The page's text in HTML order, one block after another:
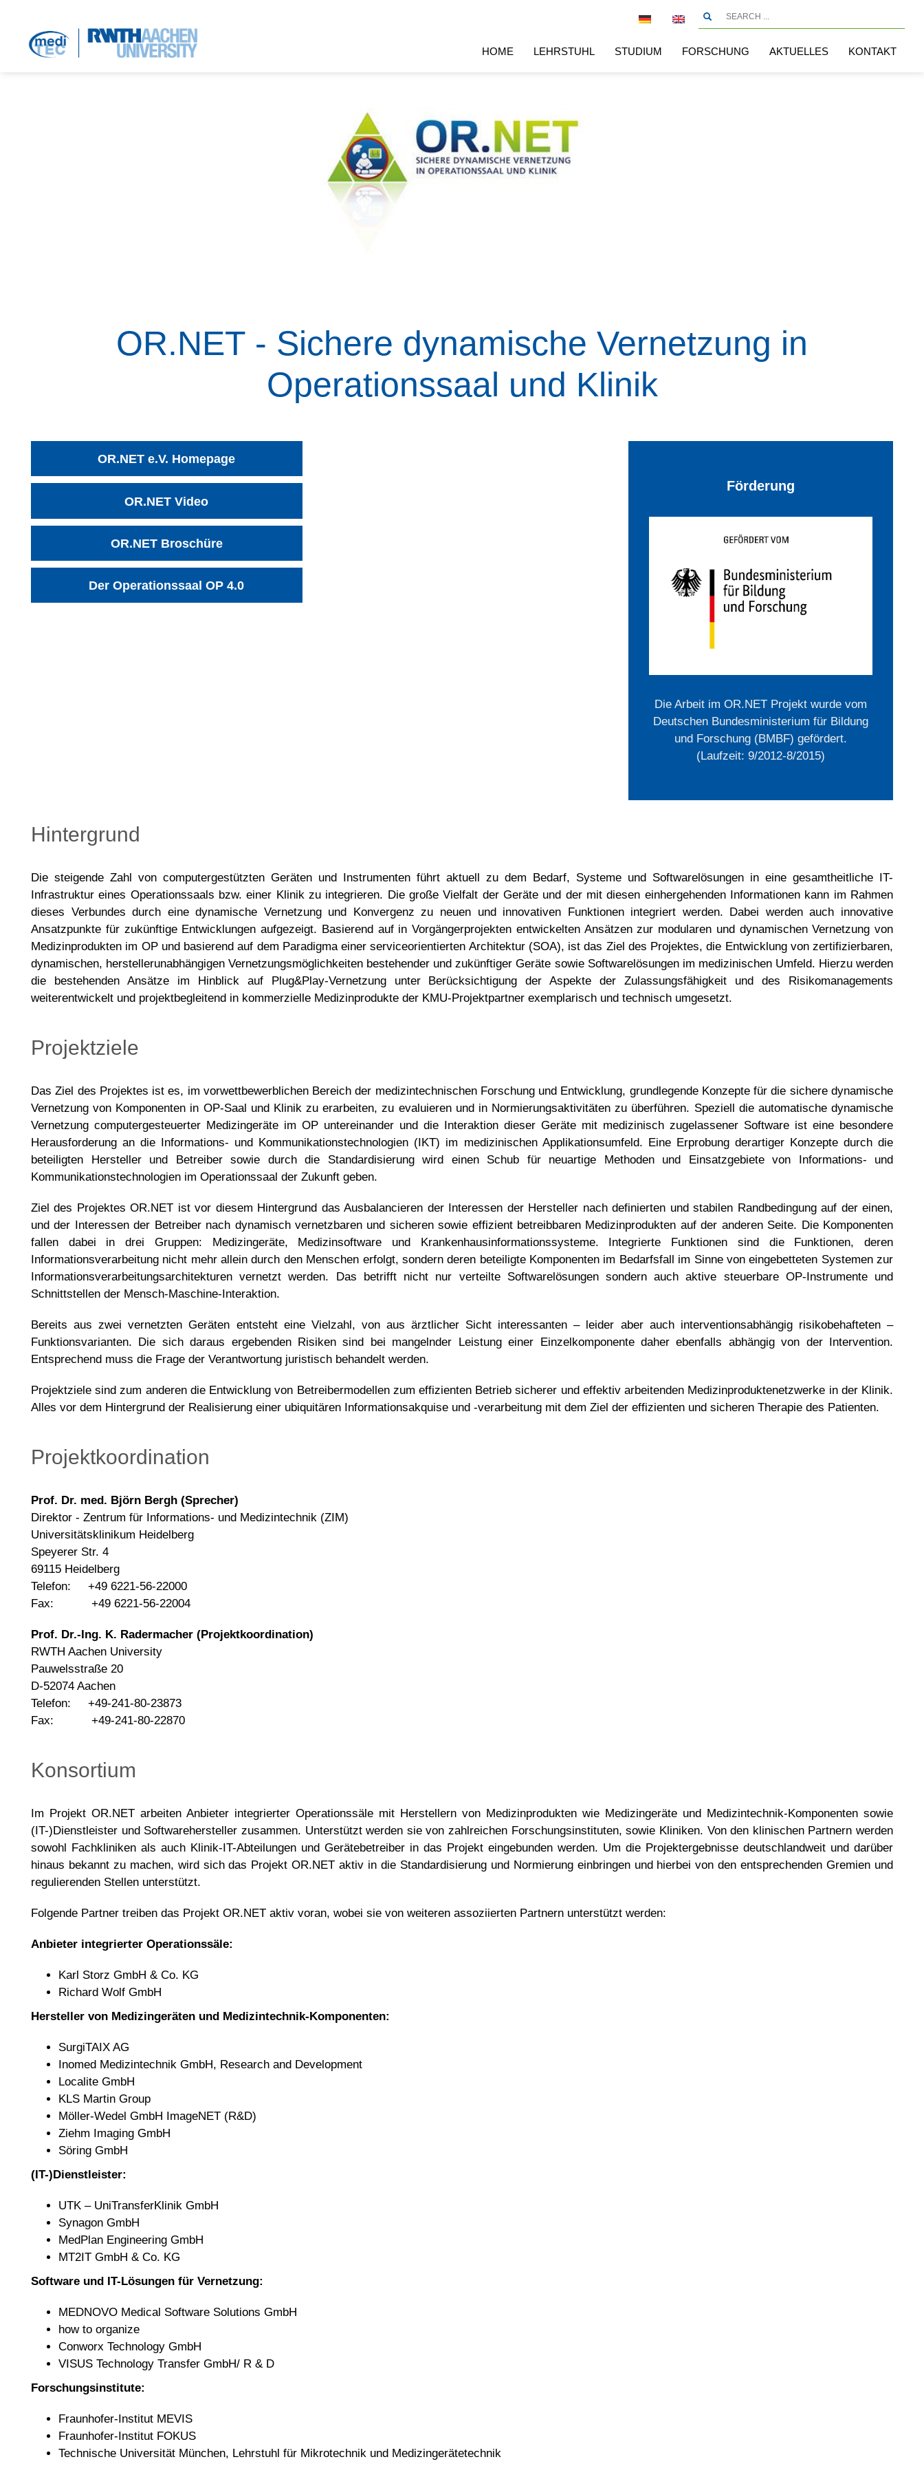
HOME LEHRSTUHL STUDIUM FORSCHUNG AKTUELLES KONTAKT
OR.NET - Sichere dynamische Vernetzung in
Operationssaal und Klinik
OR.NET e.V. Homepage
OR.NET Video
OR.NET Broschüre
Der Operationssaal OP 4.0
Förderung
Die Arbeit im OR.NET Projekt wurde vom
Deutschen Bundesministerium für Bildung
und Forschung (BMBF) gefördert.
(Laufzeit: 9/2012-8/2015)
Hintergrund
Die steigende Zahl von computergestützten Geräten und Instrumenten führt aktuell zu dem Bedarf, Systeme und Softwarelösungen in eine gesamtheitliche IT-
Infrastruktur eines Operationssaals bzw. einer Klinik zu integrieren. Die große Vielfalt der Geräte und der mit diesen einhergehenden Informationen kann im Rahmen
dieses Verbundes durch eine dynamische Vernetzung und Konvergenz zu neuen und innovativen Funktionen integriert werden. Dabei werden auch innovative
Ansatzpunkte für zukünftige Entwicklungen aufgezeigt. Basierend auf in Vorgängerprojekten entwickelten Ansätzen zur modularen und dynamischen Vernetzung von
Medizinprodukten im OP und basierend auf dem Paradigma einer serviceorientierten Architektur (SOA), ist das Ziel des Projektes, die Entwicklung von zertifizierbaren,
dynamischen, herstellerunabhängigen Vernetzungsmöglichkeiten bestehender und zukünftiger Geräte sowie Softwarelösungen im medizinischen Umfeld. Hierzu werden
die bestehenden Ansätze im Hinblick auf Plug&Play-Vernetzung unter Berücksichtigung der Aspekte der Zulassungsfähigkeit und des Risikomanagements
weiterentwickelt und projektbegleitend in kommerzielle Medizinprodukte der KMU-Projektpartner exemplarisch und technisch umgesetzt.
Projektziele
Das Ziel des Projektes ist es, im vorwettbewerblichen Bereich der medizintechnischen Forschung und Entwicklung, grundlegende Konzepte für die sichere dynamische
Vernetzung von Komponenten in OP-Saal und Klinik zu erarbeiten, zu evaluieren und in Normierungsaktivitäten zu überführen. Speziell die automatische dynamische
Vernetzung computergesteuerter Medizingeräte im OP untereinander und die Interaktion dieser Geräte mit medizinisch zugelassener Software ist eine besondere
Herausforderung an die Informations- und Kommunikationstechnologien (IKT) im medizinischen Applikationsumfeld. Eine Erprobung derartiger Konzepte durch die
beteiligten Hersteller und Betreiber sowie durch die Standardisierung wird einen Schub für neuartige Methoden und Einsatzgebiete von Informations- und
Kommunikationstechnologien im Operationssaal der Zukunft geben.
Ziel des Projektes OR.NET ist vor diesem Hintergrund das Ausbalancieren der Interessen der Hersteller nach definierten und stabilen Randbedingung auf der einen,
und der Interessen der Betreiber nach dynamisch vernetzbaren und sicheren sowie effizient betreibbaren Medizinprodukten auf der anderen Seite. Die Komponenten
fallen dabei in drei Gruppen: Medizingeräte, Medizinsoftware und Krankenhausinformationssysteme. Integrierte Funktionen sind die Funktionen, deren
Informationsverarbeitung nicht mehr allein durch den Menschen erfolgt, sondern deren beteiligte Komponenten im Bedarfsfall im Sinne von eingebetteten Systemen zur
Informationsverarbeitungsarchitekturen vernetzt werden. Das betrifft nicht nur verteilte Softwarelösungen sondern auch aktive steuerbare OP-Instrumente und
Schnittstellen der Mensch-Maschine-Interaktion.
Bereits aus zwei vernetzten Geräten entsteht eine Vielzahl, von aus ärztlicher Sicht interessanten – leider aber auch interventionsabhängig risikobehafteten –
Funktionsvarianten. Die sich daraus ergebenden Risiken sind bei mangelnder Leistung einer Einzelkomponente daher ebenfalls abhängig von der Intervention.
Entsprechend muss die Frage der Verantwortung juristisch behandelt werden.
Projektziele sind zum anderen die Entwicklung von Betreibermodellen zum effizienten Betrieb sicherer und effektiv arbeitenden Medizinproduktenetzwerke in der Klinik.
Alles vor dem Hintergrund der Realisierung einer ubiquitären Informationsakquise und -verarbeitung mit dem Ziel der effizienten und sicheren Therapie des Patienten.
Projektkoordination
Prof. Dr. med. Björn Bergh (Sprecher)
Direktor - Zentrum für Informations- und Medizintechnik (ZIM)
Universitätsklinikum Heidelberg
Speyerer Str. 4
69115 Heidelberg
Telefon: +49 6221-56-22000
Fax: +49 6221-56-22004
Prof. Dr.-Ing. K. Radermacher (Projektkoordination)
RWTH Aachen University
Pauwelsstraße 20
D-52074 Aachen
Telefon: +49-241-80-23873
Fax: +49-241-80-22870
Konsortium
Im Projekt OR.NET arbeiten Anbieter integrierter Operationssäle mit Herstellern von Medizinprodukten wie Medizingeräte und Medizintechnik-Komponenten sowie
(IT-)Dienstleister und Softwarehersteller zusammen. Unterstützt werden sie von zahlreichen Forschungsinstituten, sowie Kliniken. Von den klinischen Partnern werden
sowohl Fachkliniken als auch Klinik-IT-Abteilungen und Gerätebetreiber in das Projekt eingebunden werden. Um die Projektergebnisse deutschlandweit und darüber
hinaus bekannt zu machen, wird sich das Projekt OR.NET aktiv in die Standardisierung und Normierung einbringen und hierbei von den entsprechenden Gremien und
regulierenden Stellen unterstützt.
Folgende Partner treiben das Projekt OR.NET aktiv voran, wobei sie von weiteren assoziierten Partnern unterstützt werden:
Anbieter integrierter Operationssäle:
Karl Storz GmbH & Co. KG
Richard Wolf GmbH
Hersteller von Medizingeräten und Medizintechnik-Komponenten:
SurgiTAIX AG
Inomed Medizintechnik GmbH, Research and Development
Localite GmbH
KLS Martin Group
Möller-Wedel GmbH ImageNET (R&D)
Ziehm Imaging GmbH
Söring GmbH
(IT-)Dienstleister:
UTK – UniTransferKlinik GmbH
Synagon GmbH
MedPlan Engineering GmbH
MT2IT GmbH & Co. KG
Software und IT-Lösungen für Vernetzung:
MEDNOVO Medical Software Solutions GmbH
how to organize
Conworx Technology GmbH
VISUS Technology Transfer GmbH/ R & D
Forschungsinstitute:
Fraunhofer-Institut MEVIS
Fraunhofer-Institut FOKUS
Technische Universität München, Lehrstuhl für Mikrotechnik und Medizingerätetechnik